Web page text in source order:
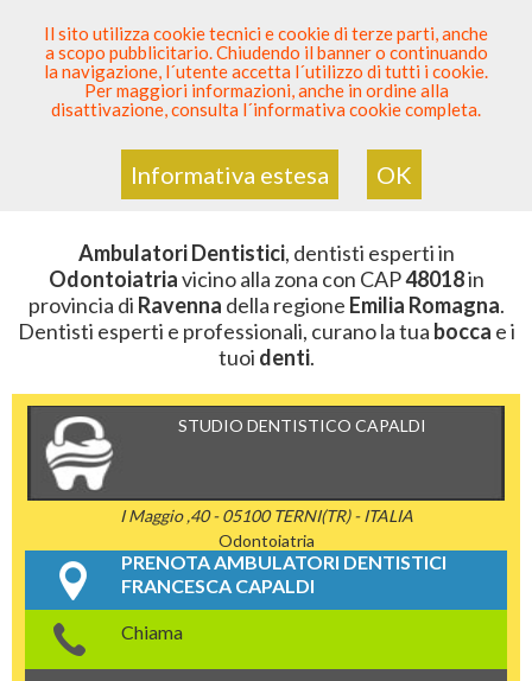
SEI DENTISTA? PARTECIPA
Sei QuiElenco Dentista Sicuro > Odontoiatria>
Ambulatori Dentistici>Emilia Romagna >Ravenna
CAP 48018
ZONA CON CAP 48018
Ambulatori Dentistici, dentisti esperti in
Odontoiatriavicino alla zona con CAP48018in
provincia di Ravenna della regione Emilia Romagna.
Dentisti esperti e professionali, curano la tua bocca e i
tuoi denti.
STUDIO DENTISTICO CAPALDI
I Maggio ,40 - 05100 TERNI(TR) - ITALIA
Odontoiatria
PRENOTA AMBULATORI DENTISTICI
FRANCESCA CAPALDI
Chiama
Il sito utilizza cookie tecnici e cookie di terze parti, anche
a scopo pubblicitario. Chiudendo il banner o continuando
la navigazione, l´utente accetta l´utilizzo di tutti i cookie.
Per maggiori informazioni, anche in ordine alla
disattivazione, consulta l´informativa cookie completa.
Informativa estesa OK